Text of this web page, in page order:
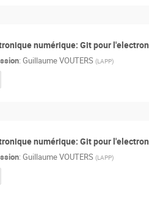
numérique: Git pour
: Guillaume VOUTERS (LAPP)
numérique: Git pour
: Guillaume VOUTERS (LAPP)